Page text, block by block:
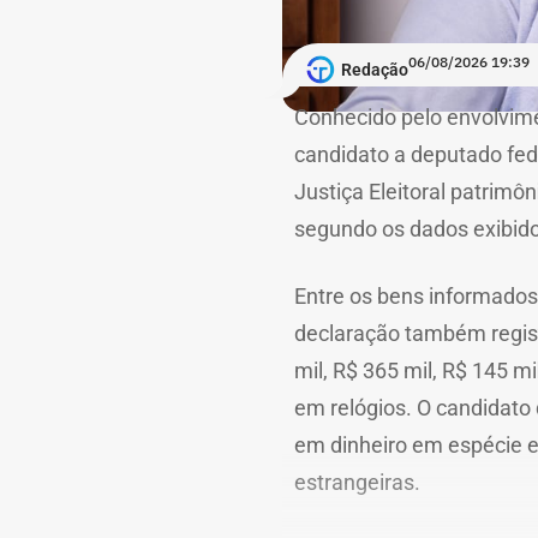
Redação06/08/2026 19:39
Conhecido pelo
candidato a deputado
Justiça Eleitoral
segundo os dados
Entre os bens
declaração também
mil, R$ 365 mil, R$ 145
em relógios. O candidato
em dinheiro em espécie
estrangeiras.